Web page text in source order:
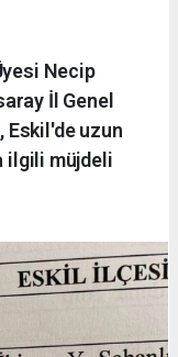
Necip
İl Genel
Eskil'de uzun
ilgili müjdeli